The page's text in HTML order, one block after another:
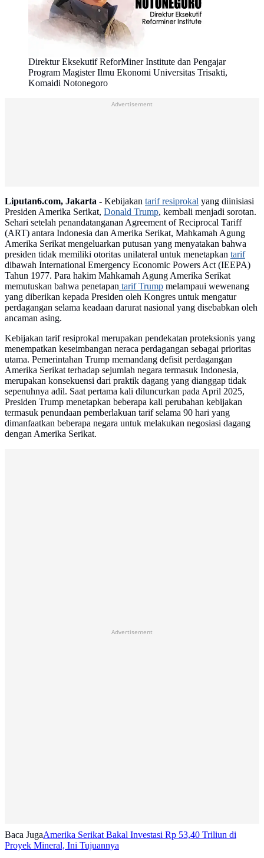
Direktur Eksekutif ReforMiner Institute dan Pengajar
Program Magister Ilmu Ekonomi Universitas Trisakti,
Komaidi Notonegoro
Advertisement
Liputan6.com, Jakarta - Kebijakan tarif resiprokal yang diinisiasi
Presiden Amerika Serikat, Donald Trump, kembali menjadi sorotan.
Sehari setelah penandatanganan Agreement of Reciprocal Tariff
(ART) antara Indonesia dan Amerika Serikat, Mahkamah Agung
Amerika Serikat mengeluarkan putusan yang menyatakan bahwa
presiden tidak memiliki otoritas unilateral untuk menetapkan tarif
dibawah International Emergency Economic Powers Act (IEEPA)
Tahun 1977. Para hakim Mahkamah Agung Amerika Serikat
memutuskan bahwa penetapan tarif Trump melampaui wewenang
yang diberikan kepada Presiden oleh Kongres untuk mengatur
perdagangan selama keadaan darurat nasional yang disebabkan oleh
ancaman asing.
Kebijakan tarif resiprokal merupakan pendekatan proteksionis yang
menempatkan keseimbangan neraca perdagangan sebagai prioritas
utama. Pemerintahan Trump memandang defisit perdagangan
Amerika Serikat terhadap sejumlah negara termasuk Indonesia,
merupakan konsekuensi dari praktik dagang yang dianggap tidak
sepenuhnya adil. Saat pertama kali diluncurkan pada April 2025,
Presiden Trump menetapkan beberapa kali perubahan kebijakan
termasuk penundaan pemberlakuan tarif selama 90 hari yang
dimanfaatkan beberapa negara untuk melakukan negosiasi dagang
dengan Amerika Serikat.
Advertisement
Baca JugaAmerika Serikat Bakal Investasi Rp 53,40 Triliun di
Proyek Mineral, Ini Tujuannya